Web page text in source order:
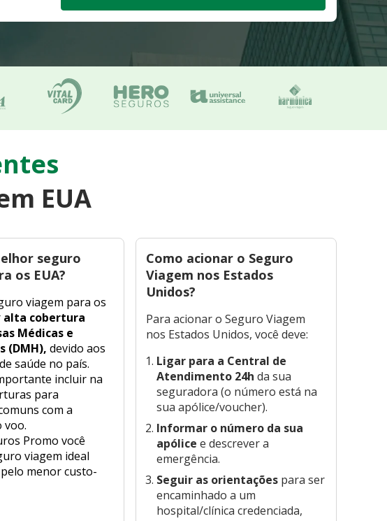
EUA
seguro
os EUA?
viagem para os
alta cobertura
Médicas e
(DMH), devido aos
saúde no país.
incluir na
para
com a
voo.
Promo você
viagem ideal
menor custo-
Como acionar o Seguro
Viagem nos Estados
Unidos?
Para acionar o Seguro Viagem
nos Estados Unidos, você deve:
Ligar para a Central de
Atendimento 24h da sua
seguradora (o número está na
sua apólice/voucher).
Informar o número da sua
apólice e descrever a
emergência.
Seguir as orientações para ser
encaminhado a um
hospital/clínica credenciada,